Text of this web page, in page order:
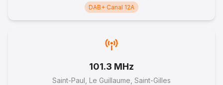
DAB+ Canal 12A
101.3 MHz
Saint-Paul, Le Guillaume, Saint-Gilles